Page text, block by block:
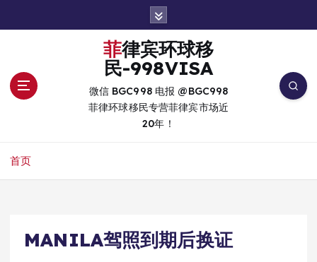
菲律宾环球移
民-998VISA
微信 BGC998 电报 @BGC998
菲律环球移民专营菲律宾市场近
20年！
首页
MANILA驾照到期后换证